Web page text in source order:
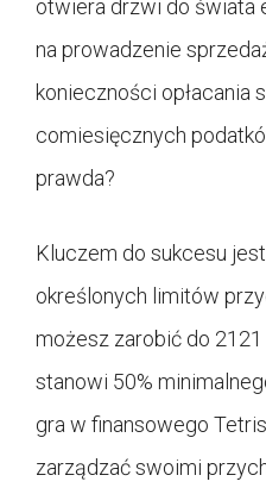
otwiera drzwi do świata
na prowadzenie
konieczności opłacania
comiesięcznych
prawda?
Kluczem do sukcesu
określonych limitów
możesz zarobić do 2121
stanowi 50%
gra w finansowego
zarządzać swoimi